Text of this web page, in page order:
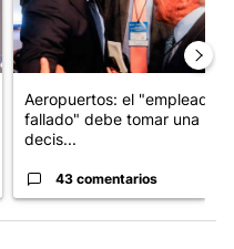
Aeropuertos: el "empleado
fallado" debe tomar una
decis...
43 comentarios